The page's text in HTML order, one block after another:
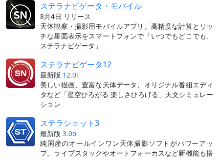
ステラナビゲータ・モバイル
8月4日 リリース
天体観察・撮影用モバイルアプリ。高精度な計算とリッ
チな星図表示をスマートフォンで「いつでもどこでも、
ステラナビゲータ」
ステラナビゲータ12
最新版 12.0i
美しい描画、豊富な天体データ、オリジナル番組エディ
タなど「星空ひろがる 楽しさひろげる」天文シミュレー
ション
ステラショット3
最新版 3.0o
純国産のオールインワン天体撮影ソフトがパワーアッ
プ。ライブスタックやオートフォーカスなど新機能も搭